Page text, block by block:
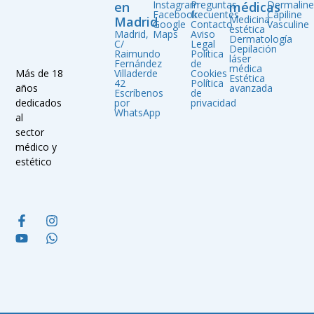
Más de 18
años
dedicados
al
sector
médico y
estético
Dermaline
Capiline
Vasculine
médicas
Medicina
estética
Dermatología
Depilación
láser
médica
Estética
avanzada
Preguntas
frecuentes
Contacto
Aviso
Legal
Política
de
Cookies
Política
de
privacidad
Instagram
Facebook
Google
Maps
en
Madrid
Madrid,
C/
Raimundo
Fernández
Villaderde
42
Escríbenos
por
WhatsApp